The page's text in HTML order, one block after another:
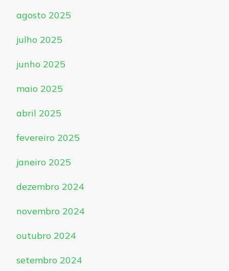
agosto 2025
julho 2025
junho 2025
maio 2025
abril 2025
fevereiro 2025
janeiro 2025
dezembro 2024
novembro 2024
outubro 2024
setembro 2024